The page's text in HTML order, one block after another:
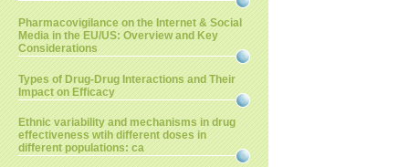
Pharmacovigilance on the Internet & Social
Media in the EU/US: Overview and Key
Considerations
Types of Drug-Drug Interactions and Their
Impact on Efficacy
Ethnic variability and mechanisms in drug
effectiveness wtih different doses in
different populations: ca